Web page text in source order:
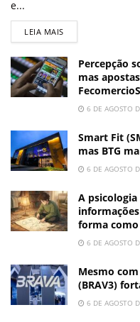
e...
LEIA MAIS
Percepção
mas
6 DE AGOSTO
Smart Fit
mas BTG
6 DE AGOSTO
A
forma
6 DE AGOSTO
Mesmo
(BRAV3)
6 DE AGOSTO